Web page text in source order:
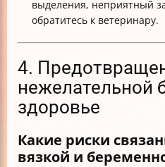
выделения, неприятный
обратитесь к ветеринару.
4.
нежелательной
здоровье
Какие риски
вязкой и